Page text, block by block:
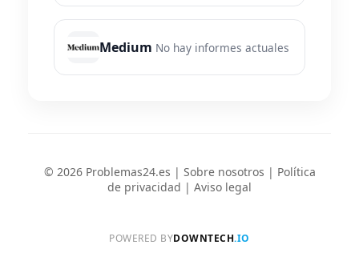
Medium No hay informes actuales
© 2026 Problemas24.es | Sobre nosotros | Política
de privacidad | Aviso legal
POWERED BYDOWNTECH.IO